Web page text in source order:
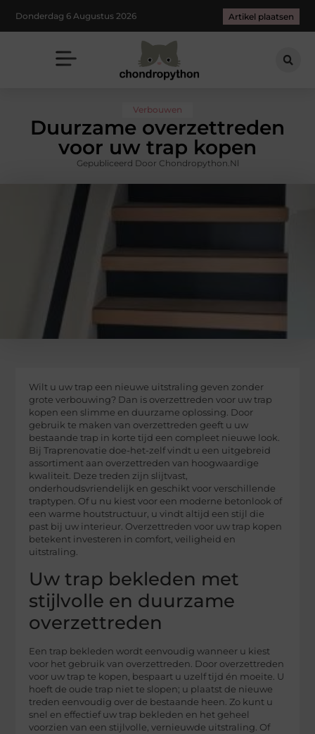
Donderdag 6 Augustus 2026 Artikel plaatsen
Verbouwen
Duurzame overzettreden
voor uw trap kopen
Gepubliceerd Door Chondropython.nl
Wilt u uw trap een nieuwe uitstraling geven zonder
grote verbouwing? Dan is overzettreden voor uw trap
kopen een slimme en duurzame oplossing. Door
gebruik te maken van overzettreden geeft u uw
bestaande trap in korte tijd een compleet nieuwe look.
Bij Traprenovatie doe-het-zelf vindt u een uitgebreid
assortiment aan overzettreden van hoogwaardige
kwaliteit. Deze treden zijn slijtvast,
onderhoudsvriendelijk en geschikt voor verschillende
traptypen. Of u nu kiest voor een moderne betonlook of
een warme houtstructuur, u vindt altijd een stijl die
past bij uw interieur. Overzettreden voor uw trap kopen
betekent investeren in comfort, veiligheid en
uitstraling.
Uw trap bekleden met
stijlvolle en duurzame
overzettreden
Een trap bekleden wordt eenvoudig wanneer u kiest
voor het gebruik van overzettreden. Door overzettreden
voor uw trap te kopen, bespaart u uzelf tijd én moeite. U
hoeft de oude trap niet te slopen; u plaatst de nieuwe
treden eenvoudig over de bestaande heen. Zo kunt u
snel en effectief uw trap bekleden en het geheel
voorzien van een stijlvolle, vernieuwde uitstraling. Of